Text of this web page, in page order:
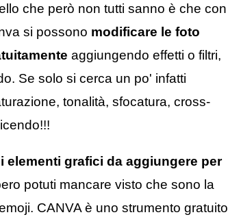
che però non tutti sanno è che con
si possono modificare le foto
aggiungendo effetti o filtri,
Se solo si cerca un po' infatti
tonalità, sfocatura, cross-
elementi grafici da aggiungere per
potuti mancare visto che sono la
CANVA è uno strumento gratuito